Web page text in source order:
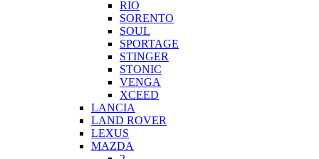
RIO
SORENTO
SOUL
SPORTAGE
STINGER
STONIC
VENGA
XCEED
LANCIA
LAND ROVER
LEXUS
MAZDA